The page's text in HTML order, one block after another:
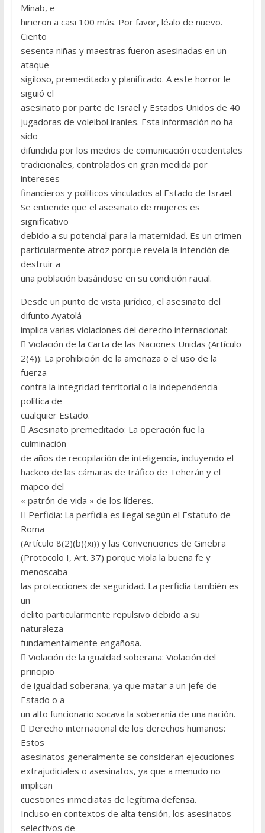
Minab, e
hirieron a casi 100 más. Por favor, léalo de nuevo.
Ciento
sesenta niñas y maestras fueron asesinadas en un
ataque
sigiloso, premeditado y planificado. A este horror le
siguió el
asesinato por parte de Israel y Estados Unidos de 40
jugadoras de voleibol iraníes. Esta información no ha
sido
difundida por los medios de comunicación occidentales
tradicionales, controlados en gran medida por
intereses
financieros y políticos vinculados al Estado de Israel.
Se entiende que el asesinato de mujeres es
significativo
debido a su potencial para la maternidad. Es un crimen
particularmente atroz porque revela la intención de
destruir a
una población basándose en su condición racial.
Desde un punto de vista jurídico, el asesinato del
difunto Ayatolá
implica varias violaciones del derecho internacional:
 Violación de la Carta de las Naciones Unidas (Artículo
2(4)): La prohibición de la amenaza o el uso de la
fuerza
contra la integridad territorial o la independencia
política de
cualquier Estado.
 Asesinato premeditado: La operación fue la
culminación
de años de recopilación de inteligencia, incluyendo el
hackeo de las cámaras de tráfico de Teherán y el
mapeo del
« patrón de vida » de los líderes.
 Perfidia: La perfidia es ilegal según el Estatuto de
Roma
(Artículo 8(2)(b)(xi)) y las Convenciones de Ginebra
(Protocolo I, Art. 37) porque viola la buena fe y
menoscaba
las protecciones de seguridad. La perfidia también es
un
delito particularmente repulsivo debido a su
naturaleza
fundamentalmente engañosa.
 Violación de la igualdad soberana: Violación del
principio
de igualdad soberana, ya que matar a un jefe de
Estado o a
un alto funcionario socava la soberanía de una nación.
 Derecho internacional de los derechos humanos:
Estos
asesinatos generalmente se consideran ejecuciones
extrajudiciales o asesinatos, ya que a menudo no
implican
cuestiones inmediatas de legítima defensa.
Incluso en contextos de alta tensión, los asesinatos
selectivos de